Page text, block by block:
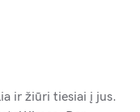
ir žiūri tiesiai į jus.